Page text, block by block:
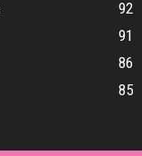
92
91
86
85